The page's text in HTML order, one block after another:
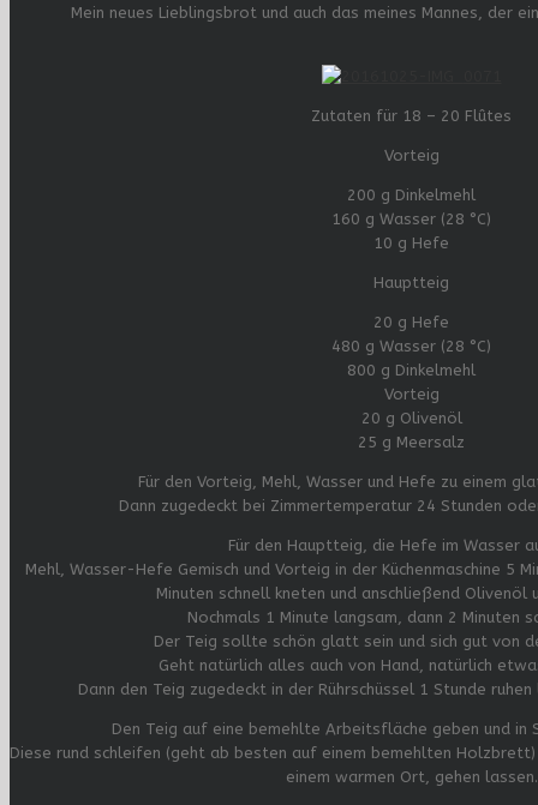
Mein neues Lieblingsbrot und auch das meines Mannes, der
Zutaten für 18 – 20 Flûtes
Vorteig
200 g Dinkelmehl
160 g Wasser (28 °C)
10 g Hefe
Hauptteig
20 g Hefe
480 g Wasser (28 °C)
800 g Dinkelmehl
Vorteig
20 g Olivenöl
25 g Meersalz
Für den Vorteig, Mehl, Wasser und Hefe zu einem
Dann zugedeckt bei Zimmertemperatur 24 Stunden
Für den Hauptteig, die Hefe im Wasser
Mehl, Wasser-Hefe Gemisch und Vorteig in der Küchenmaschine 5
Minuten schnell kneten und anschließend Olivenöl
Nochmals 1 Minute langsam, dann 2 Minuten
Der Teig sollte schön glatt sein und sich gut von
Geht natürlich alles auch von Hand, natürlich
Dann den Teig zugedeckt in der Rührschüssel 1 Stunde
Den Teig auf eine bemehlte Arbeitsfläche geben und in
Diese rund schleifen (geht ab besten auf einem bemehlten Holzbrett)
einem warmen Ort, gehen lassen.